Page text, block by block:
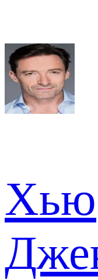
Хью